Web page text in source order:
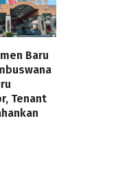
Baru
Tenant